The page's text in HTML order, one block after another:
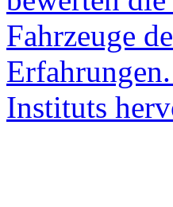
Fahrzeuge
Instituts